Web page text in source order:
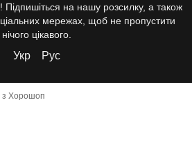
Підпишіться на нашу розсилку, а також
мережах, щоб не пропустити
нічого цікавого.
Укр Рус
з Хорошоп